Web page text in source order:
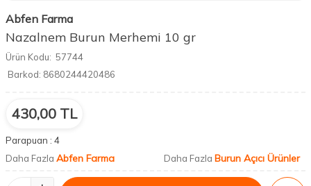
Abfen Farma
Nazalnem Burun Merhemi 10 gr
Ürün Kodu: 57744
Barkod: 8680244420486
430,00 TL
Parapuan : 4
Daha Fazla Abfen Farma Daha Fazla Burun Açıcı Ürünler